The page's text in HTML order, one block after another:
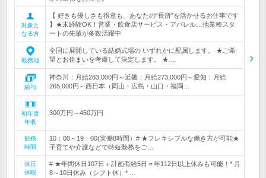
対象と
なる方
【 好きも優しさも得意も、あなたの“長所”を活かせるお仕事です
】★未経験OK！営業・飲食店サービス・アパレル…他業種スタ
ートの先輩が多数活躍中
勤務地
全国に展開している結婚式場の いずれかに配属します。 ★ご希
望とお住まいを考慮して決定します。 ★…
給与
神奈川：月給283,000円～近畿：月給273,000円～愛知：月給
265,000円～西日本（岡山・広島・山口・福岡…
初年度
年収
300万円～450万円
勤務
時間
10：00～19：00(実働8時間）# ★フレキシブルな働き方が可能★
子育てや介護などで時短勤務をご…
休日
休暇
# ★年間休日107日＋計画有給5日＝年112日以上休みも可能！* 月
8～10日休み（シフト休）* …